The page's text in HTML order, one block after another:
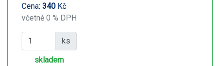
Cena: 340 Kč
včetně 0 % DPH
ks
skladem